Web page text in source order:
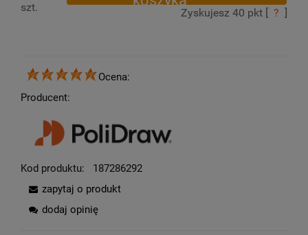
szt. Zyskujesz 40 pkt [ ? ]
Ocena:
Producent:
Kod produktu:
187286292
zapytaj o produkt
dodaj opinię